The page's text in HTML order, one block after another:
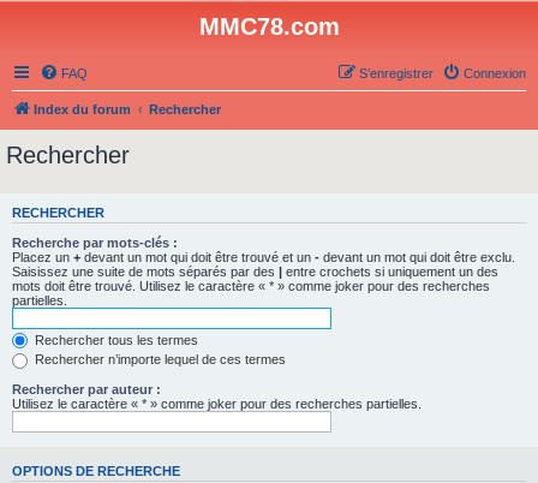
MMC78.com
FAQ Connexion
S’enregistrer
Index du forum Rechercher
Rechercher
RECHERCHER
Recherche par mots-clés :
Placez un + devant un mot qui doit être trouvé et un - devant un mot qui doit être exclu.
Saisissez une suite de mots séparés par des | entre crochets si uniquement un des
mots doit être trouvé. Utilisez le caractère « * » comme joker pour des recherches
partielles.
Rechercher tous les termes
Rechercher n’importe lequel de ces termes
Rechercher par auteur :
Utilisez le caractère « * » comme joker pour des recherches partielles.
OPTIONS DE RECHERCHE